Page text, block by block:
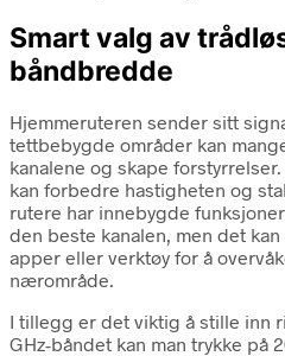
Smart valg av
båndbredde
Hjemmeruteren sender sitt
tettbebygde områder kan
kanalene og skape
kan forbedre hastigheten og
rutere har innebygde
den beste kanalen, men det
apper eller verktøy for å
nærområde.
I tillegg er det viktig å stille inn
GHz-båndet kan man trykke på